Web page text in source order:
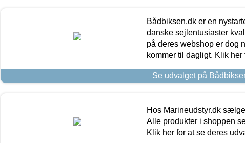
Bådbiksen.dk er en
danske sejlentusiaster
på deres webshop er dog
kommer til dagligt. Klik
Se udvalget på
Hos Marineudstyr.dk
Alle produkter i shoppen
Klik her for at se deres